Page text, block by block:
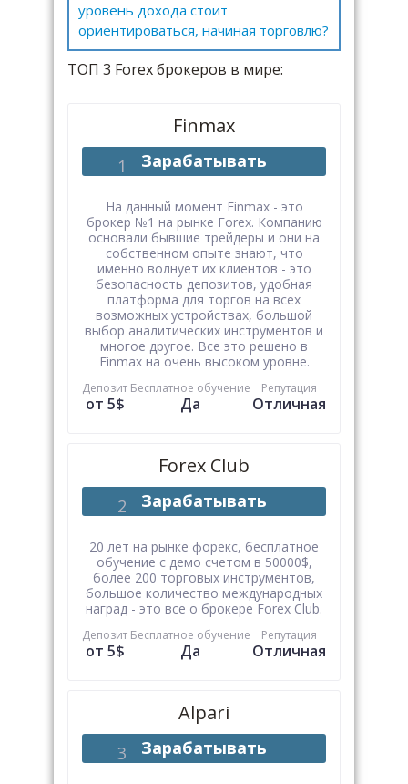
уровень дохода стоит
ориентироваться, начиная торговлю?
ТОП 3 Forex брокеров в мире:
Finmax
Зарабатывать
На данный момент Finmax - это
брокер №1 на рынке Forex. Компанию
основали бывшие трейдеры и они на
собственном опыте знают, что
именно волнует их клиентов - это
безопасность депозитов, удобная
платформа для торгов на всех
возможных устройствах, большой
выбор аналитических инструментов и
многое другое. Все это решено в
Finmax на очень высоком уровне.
Депозит
от 5$
Бесплатное обучение
Да
Репутация
Отличная
Forex Club
Зарабатывать
20 лет на рынке форекс, бесплатное
обучение с демо счетом в 50000$,
более 200 торговых инструментов,
большое количество международных
наград - это все о брокере Forex Club.
Депозит
от 5$
Бесплатное обучение
Да
Репутация
Отличная
Alpari
Зарабатывать